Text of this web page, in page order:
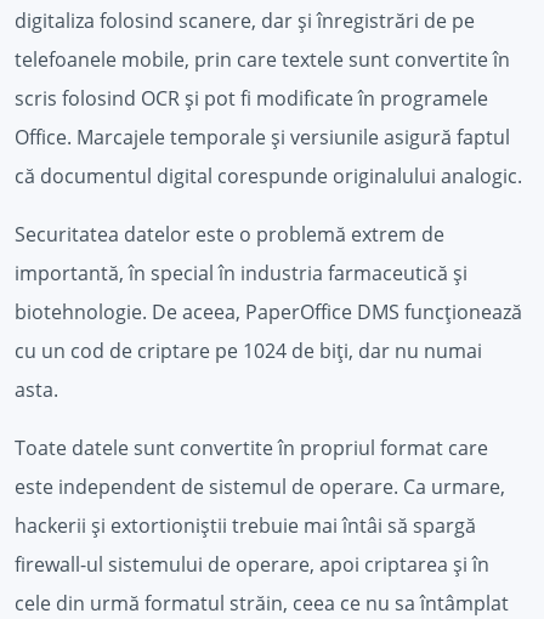
digitaliza folosind scanere, dar și înregistrări de pe
telefoanele mobile, prin care textele sunt convertite în
scris folosind OCR și pot fi modificate în programele
Office. Marcajele temporale și versiunile asigură faptul
că documentul digital corespunde originalului analogic.
Securitatea datelor este o problemă extrem de
importantă, în special în industria farmaceutică și
biotehnologie. De aceea, PaperOffice DMS funcționează
cu un cod de criptare pe 1024 de biți, dar nu numai
asta.
Toate datele sunt convertite în propriul format care
este independent de sistemul de operare. Ca urmare,
hackerii și extortioniștii trebuie mai întâi să spargă
firewall-ul sistemului de operare, apoi criptarea și în
cele din urmă formatul străin, ceea ce nu sa întâmplat